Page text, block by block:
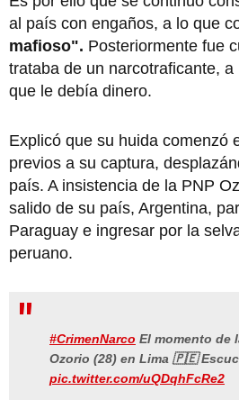
al país con engaños, a lo que
mafioso". Posteriormente fue
trataba de un narcotraficante,
que le debía dinero.
Explicó que su huida comenzó
previos a su captura,
país. A insistencia de la PNP
salido de su país, Argentina,
Paraguay e ingresar por la
peruano.
#CrimenNarco El momento de
Ozorio (28) en Lima 🇵🇪
pic.twitter.com/uQDqhFcRe2